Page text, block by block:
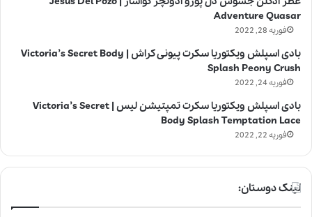
Adventure Quasar
فوریه 28, 2022
بادی اسپلش ویکتوریا سکرت پیونی کراش | Victoria’s Secret Body
Splash Peony Crush
فوریه 24, 2022
بادی اسپلش ویکتوریا سکرت تمپتیشن لیس | Victoria’s Secret
Body Splash Temptation Lace
فوریه 22, 2022
لینک دوستان: